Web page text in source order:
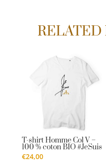
RELATED
T-shirt Homme Col V –
100 % coton BIO #JeSuis
€24,00